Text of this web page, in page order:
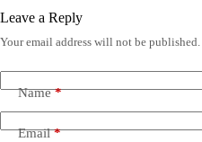
Leave a Reply
Your email address will not be published.
Name*
Email*